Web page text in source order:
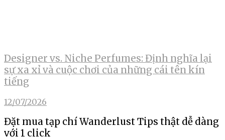
Designer vs. Niche Perfumes: Định nghĩa lại
sự xa xỉ và cuộc chơi của những cái tên kín
tiếng
12/07/2026
Đặt mua tạp chí Wanderlust Tips thật dễ dàng
với 1 click